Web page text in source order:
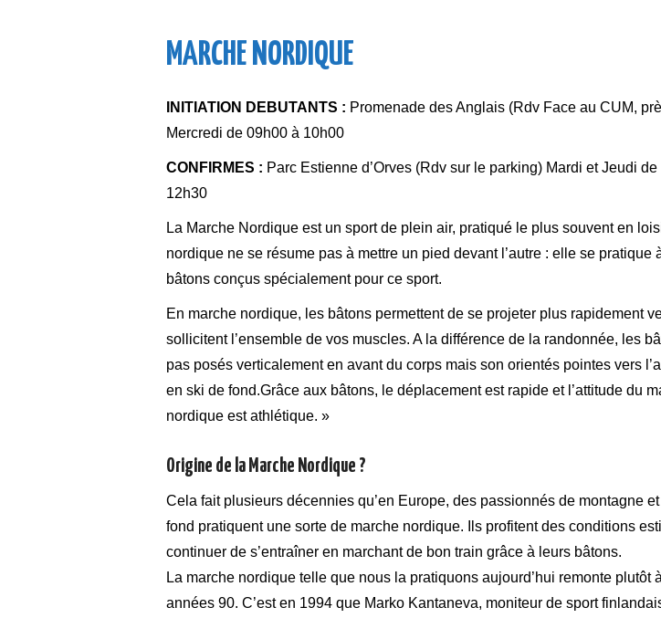
MARCHE NORDIQUE
INITIATION DEBUTANTS : Promenade des Anglais (Rdv Face au CUM,
Mercredi de 09h00 à 10h00
CONFIRMES : Parc Estienne d’Orves (Rdv sur le parking) Mardi et Jeudi
12h30
La Marche Nordique est un sport de plein air, pratiqué le plus souvent en
nordique ne se résume pas à mettre un pied devant l’autre : elle se pratique
bâtons conçus spécialement pour ce sport.
En marche nordique, les bâtons permettent de se projeter plus rapidement
sollicitent l’ensemble de vos muscles. A la différence de la randonnée, les
pas posés verticalement en avant du corps mais son orientés pointes vers
en ski de fond.Grâce aux bâtons, le déplacement est rapide et l’attitude du
nordique est athlétique. »
Origine de la Marche Nordique ?
Cela fait plusieurs décennies qu’en Europe, des passionnés de montagne
fond pratiquent une sorte de marche nordique. Ils profitent des conditions
continuer de s’entraîner en marchant de bon train grâce à leurs bâtons.
La marche nordique telle que nous la pratiquons aujourd’hui remonte plutôt
années 90. C’est en 1994 que Marko Kantaneva, moniteur de sport